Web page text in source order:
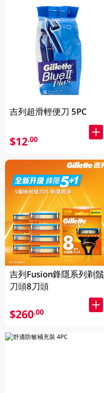
吉列超滑輕便刀 5PC
$12.00
吉列Fusion鋒隱系列剃鬚
刀頭8刀頭
$260.00